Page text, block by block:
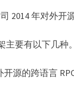
2014 年对外开
主要有以下几种。
开源的跨语言